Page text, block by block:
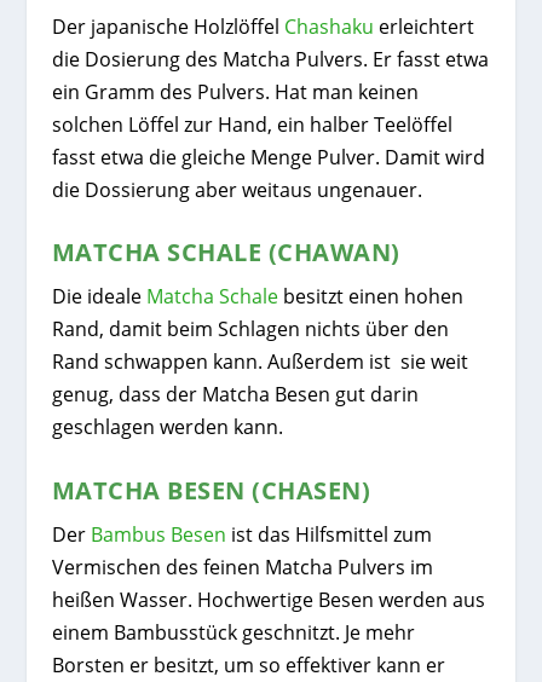
Der japanische Holzlöffel Chashaku erleichtert
die Dosierung des Matcha Pulvers. Er fasst etwa
ein Gramm des Pulvers. Hat man keinen
solchen Löffel zur Hand, ein halber Teelöffel
fasst etwa die gleiche Menge Pulver. Damit wird
die Dossierung aber weitaus ungenauer.
MATCHA SCHALE (CHAWAN)
Die ideale Matcha Schalebesitzt einen hohen
Rand, damit beim Schlagen nichts über den
Rand schwappen kann. Außerdem ist sie weit
genug, dass der Matcha Besen gut darin
geschlagen werden kann.
MATCHA BESEN (CHASEN)
Der Bambus Besen ist das Hilfsmittel zum
Vermischen des feinen Matcha Pulvers im
heißen Wasser. Hochwertige Besen werden aus
einem Bambusstück geschnitzt. Je mehr
Borsten er besitzt, um so effektiver kann er